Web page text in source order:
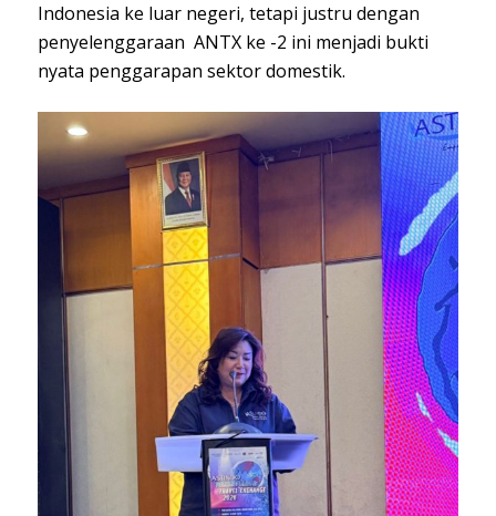
Indonesia ke luar negeri, tetapi justru dengan
penyelenggaraan ANTX ke -2 ini menjadi bukti
nyata penggarapan sektor domestik.